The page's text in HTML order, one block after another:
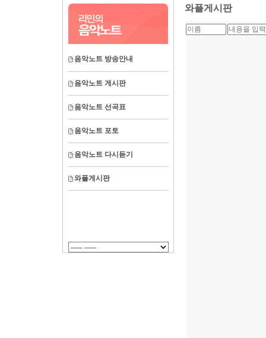
음악노트 방송안내
음악노트 게시판
음악노트 선곡표
음악노트 포토
음악노트 다시듣기
와플게시판
와플게시판